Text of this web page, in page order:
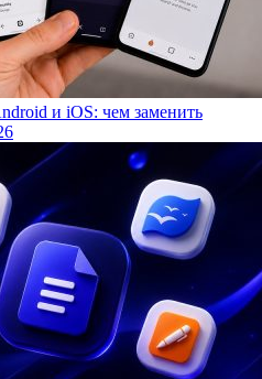
и iOS: чем заменить